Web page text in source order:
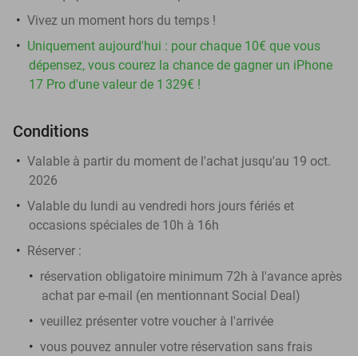
Vivez un moment hors du temps !
Uniquement aujourd'hui : pour chaque 10€ que vous
dépensez, vous courez la chance de gagner un iPhone
17 Pro d'une valeur de 1 329€ !
Conditions
Valable à partir du moment de l'achat jusqu'au 19 oct.
2026
Valable du lundi au vendredi hors jours fériés et
occasions spéciales de 10h à 16h
Réserver :
réservation obligatoire minimum 72h à l'avance après
achat par e-mail (en mentionnant Social Deal)
veuillez présenter votre voucher à l'arrivée
vous pouvez annuler votre réservation sans frais